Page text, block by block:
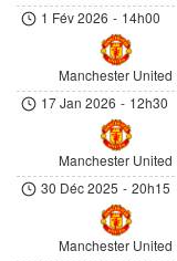
1 Fév 2026 - 14h00
Manchester United
17 Jan 2026 - 12h30
Manchester United
30 Déc 2025 - 20h15
Manchester United